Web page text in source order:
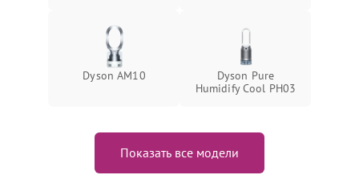
Dyson AM10
Dyson Pure
Humidify Cool PH03
Показать все модели